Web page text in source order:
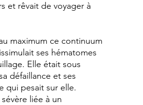
et rêvait de voyager à
maximum ce continuum
ses hématomes
Elle était sous
défaillance et ses
qui pesait sur elle.
liée à un